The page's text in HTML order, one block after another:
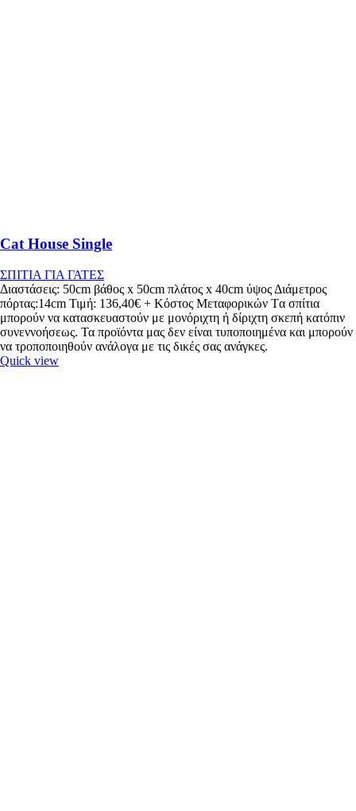
Cat House Single
ΣΠΙΤΙΑ ΓΙΑ ΓΑΤΕΣ
Διαστάσεις: 50cm βάθος x 50cm πλάτος x 40cm ύψος Διάμετρος
πόρτας:14cm Τιμή: 136,40€ + Κόστος Μεταφορικών Tα σπίτια
μπορούν να κατασκευαστούν με μονόριχτη ή δίριχτη σκεπή κατόπιν
συνεννοήσεως. Τα προϊόντα μας δεν είναι τυποποιημένα και μπορούν
να τροποποιηθούν ανάλογα με τις δικές σας ανάγκες.
Quick view